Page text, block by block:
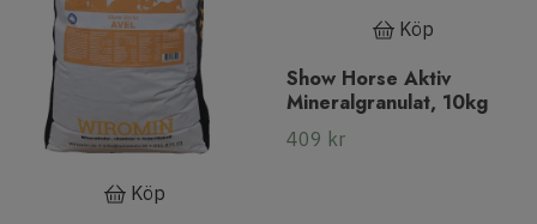
Köp
Köp
Show Horse Aktiv
Mineralgranulat, 10kg
409 kr